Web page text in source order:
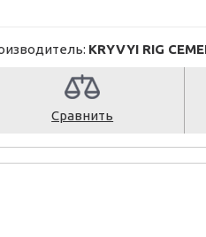
KRYVYI RIG
Сравнить